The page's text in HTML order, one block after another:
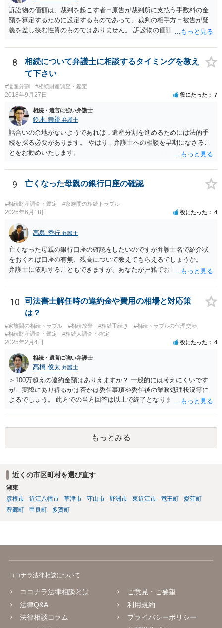
訴訟物の価額は、裁判を起こす者＝原告が裁判所に支払う手数料の金
額を算定するために設定するものであって、裁判の相手方＝被告が疑
義を差し挟む性質のものではありません。 訴訟物の価額自体が裁判の
したとしても、変更されることはありません。
8
相続について弁護士に相談するタイミングを教え
て下さい
#遺産分割 #相続財産調査・鑑定
2018年9月27日 役にたった 7
相続・遺言に強い弁護士
鈴木 崇裕 弁護士
話合いの余地がないようであれば，遺産分割を進めるためには法的手
続を採る必要があります。 やはり，弁護士への相談を早期になさるこ
とをお勧めいたします。
9 亡くなった母親の銀行口座の確認
#相続財産調査・鑑定 #家族間の相続トラブル
2025年6月18日 役にたった 4
高島 秀行 弁護士
亡くなった母親の銀行口座の確認をしたいのですが弁護士名で紹介状
をおくれば口座の有無、残高について教えてもらえるでしょうか。
弁護士に依頼することもできますが、あなたが戸籍でお母さんの相続
高は教えてくれると思います。 自分ではよくわからないということ
であれば、弁護士に相談し依頼されたら良いと思います。
10
司法書士解任時の違約金や費用の相場と対応策
は？
#家族間の相続トラブル #相続放棄 #相続手続き
#相続トラブルの代理交渉
#相続財産調査・鑑定
#相続人調査・確定
2025年2月4日 役にたった 4
相続・遺言に強い弁護士
髙橋 俊太 弁護士
＞100万超えの違約金額はありえますか？ 一般的には考えにくいです
が、実際にあり得るかは否かは委任事項や委任後の業務処理状況等に
よるでしょう。 此方での当方回答は以上で終了となりますが、参考に
もっとみる
近くの市区町村を選び直す
湖東
彦根市
近江八幡市 草津市 守山市 野洲市 東近江市 竜王町
愛荘町
豊郷町
甲良町 多賀町
ココナラ法律相談について
ココナラ法律相談とは
法律Q&A
法律相談コラム
ご意見・ご要望
利用規約
プライバシーポリシー